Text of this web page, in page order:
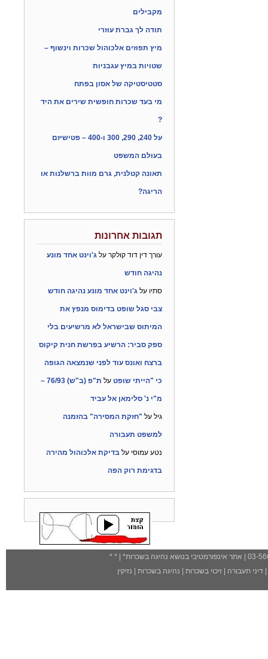
מקבילים
תודה לך גברת עוזרי
מיץ תפוזים אלכוהול שכרות וינשוף –
שטויות במיץ עגבניות
סטטיסטיקה של אסון בפתח
מי בעד שכרות חופשית שירים את היד
?
על 240, 290, 300 ו-400 – פטישיזם
בעולם המשפט
תאונה קטלנית, גרם מוות ברשלנות או
הריגה?
תגובות אחרונות
עורך דין דוד קולקר על ג'וינט אחד מונע
נהיגה חודש
סתיו על ג'וינט אחד מונע נהיגה חודש
צבי סגל שופט בדימוס מנפץ את
המיתוס שבישראל לא מרשיעים בלי
ספק סביר: הרשיע בפרשת חנית קיקוס
ברצח ואונס עוד לפני שנמצאה הגופה
כי "הייתי שופט על ת"פ (ב"ש) 76/93 –
מ"י נ' סלימאן אל עביד
גיל על "חזקת המסירה" בהזמנה
למשפט תעבורה
נטע עמוסי על בדיקת אלכוהול מהירה
בדגימת רוק הפה
| אתר אינפורמטיבי בנושא נהיגה בשכרות*
| *
*
דיני תעבורה זיכוי בשכרות נהיגה בשכרות נזיקין